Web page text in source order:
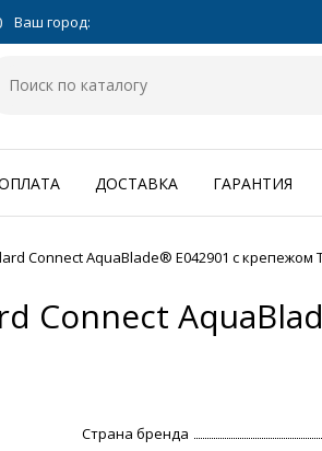
Ваш город:
ДОСТАВКА ГАРАНТИЯ
Connect AquaBlade® Е042901 с крепежом
Connect
Страна бренда